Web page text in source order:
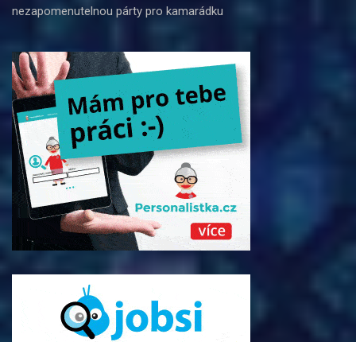
nezapomenutelnou párty pro kamarádku